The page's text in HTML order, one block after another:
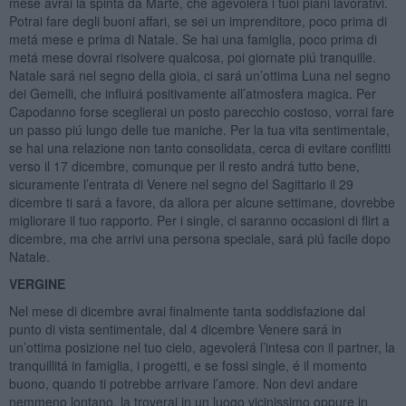
Potrai fare degli buoni affari, se sei un imprenditore, poco prima di
metá mese e prima di Natale. Se hai una famiglia, poco prima di
metá mese dovrai risolvere qualcosa, poi giornate piú tranquille.
Natale sará nel segno della gioia, ci sará un’ottima Luna nel segno
dei Gemelli, che influirá positivamente all’atmosfera magica. Per
Capodanno forse sceglierai un posto parecchio costoso, vorrai fare
un passo piú lungo delle tue maniche. Per la tua vita sentimentale,
se hai una relazione non tanto consolidata, cerca di evitare conflitti
verso il 17 dicembre, comunque per il resto andrá tutto bene,
sicuramente l’entrata di Venere nel segno del Sagittario il 29
dicembre ti sará a favore, da allora per alcune settimane, dovrebbe
migliorare il tuo rapporto. Per i single, ci saranno occasioni di flirt a
dicembre, ma che arrivi una persona speciale, sará piú facile dopo
Natale.
VERGINE
Nel mese di dicembre avrai finalmente tanta soddisfazione dal
punto di vista sentimentale, dal 4 dicembre Venere sará in
un’ottima posizione nel tuo cielo, agevolerá l’intesa con il partner, la
tranquillitá in famiglia, i progetti, e se fossi single, é il momento
buono, quando ti potrebbe arrivare l’amore. Non devi andare
nemmeno lontano, la troverai in un luogo vicinissimo oppure in